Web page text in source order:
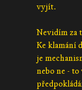
vyjít.
Nevidím za
Ke klamání
je
nebo ne -